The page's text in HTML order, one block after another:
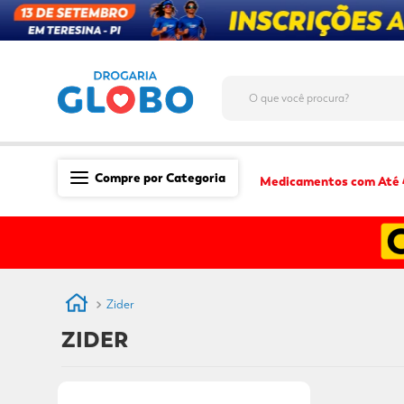
Compre por Categoria
Mãe e Filho
Higiene & Beleza
Medicamentos com Até
Zider
ZIDER